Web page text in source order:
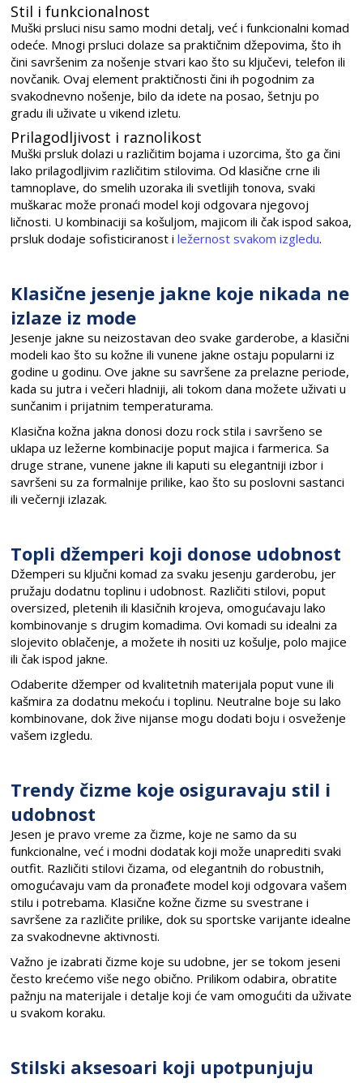
Stil i funkcionalnost
Muški prsluci nisu samo modni detalj, već i funkcionalni komad
odeće. Mnogi prsluci dolaze sa praktičnim džepovima, što ih
čini savršenim za nošenje stvari kao što su ključevi, telefon ili
novčanik. Ovaj element praktičnosti čini ih pogodnim za
svakodnevno nošenje, bilo da idete na posao, šetnju po
gradu ili uživate u vikend izletu.
Prilagodljivost i raznolikost
Muški prsluk dolazi u različitim bojama i uzorcima, što ga čini
lako prilagodljivim različitim stilovima. Od klasične crne ili
tamnoplave, do smelih uzoraka ili svetlijih tonova, svaki
muškarac može pronaći model koji odgovara njegovoj
ličnosti. U kombinaciji sa košuljom, majicom ili čak ispod sakoa,
prsluk dodaje sofisticiranost iležernost svakom izgledu.
Klasične jesenje jakne koje nikada ne
izlaze iz mode
Jesenje jakne su neizostavan deo svake garderobe, a klasični
modeli kao što su kožne ili vunene jakne ostaju popularni iz
godine u godinu. Ove jakne su savršene za prelazne periode,
kada su jutra i večeri hladniji, ali tokom dana možete uživati u
sunčanim i prijatnim temperaturama.
Klasična kožna jakna donosi dozu rock stila i savršeno se
uklapa uz ležerne kombinacije poput majica i farmerica. Sa
druge strane, vunene jakne ili kaputi su elegantniji izbor i
savršeni su za formalnije prilike, kao što su poslovni sastanci
ili večernji izlazak.
Topli džemperi koji donose udobnost
Džemperi su ključni komad za svaku jesenju garderobu, jer
pružaju dodatnu toplinu i udobnost. Različiti stilovi, poput
oversized, pletenih ili klasičnih krojeva, omogućavaju lako
kombinovanje s drugim komadima. Ovi komadi su idealni za
slojevito oblačenje, a možete ih nositi uz košulje, polo majice
ili čak ispod jakne.
Odaberite džemper od kvalitetnih materijala poput vune ili
kašmira za dodatnu mekoću i toplinu. Neutralne boje su lako
kombinovane, dok žive nijanse mogu dodati boju i osveženje
vašem izgledu.
Trendy čizme koje osiguravaju stil i
udobnost
Jesen je pravo vreme za čizme, koje ne samo da su
funkcionalne, već i modni dodatak koji može unaprediti svaki
outfit. Različiti stilovi čizama, od elegantnih do robustnih,
omogućavaju vam da pronađete model koji odgovara vašem
stilu i potrebama. Klasične kožne čizme su svestrane i
savršene za različite prilike, dok su sportske varijante idealne
za svakodnevne aktivnosti.
Važno je izabrati čizme koje su udobne, jer se tokom jeseni
često krećemo više nego obično. Prilikom odabira, obratite
pažnju na materijale i detalje koji će vam omogućiti da uživate
u svakom koraku.
Stilski aksesoari koji upotpunjuju